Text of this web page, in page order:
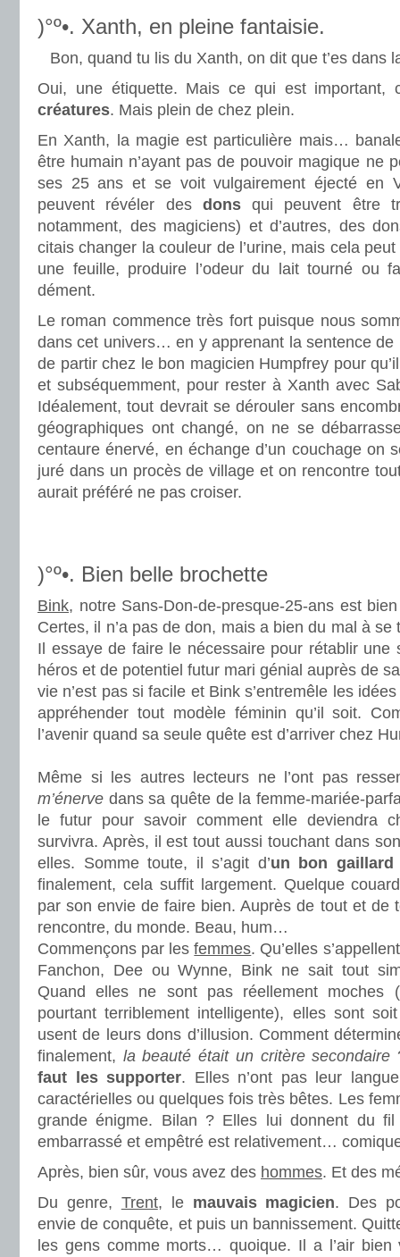
)°º•. Xanth, en pleine fantaisie.
Bon, quand tu lis du Xanth, on dit que t’es dans
Oui, une étiquette. Mais ce qui est important,
créatures. Mais plein de chez plein.
En Xanth, la magie est particulière mais…
être humain n’ayant pas de pouvoir magique ne
ses 25 ans et se voit vulgairement éjecté en
peuvent révéler des donsqui peuvent être
notamment, des magiciens) et d’autres, des
citais changer la couleur de l’urine, mais cela
une feuille, produire l’odeur du lait tourné ou
dément.
Le roman commence très fort puisque nous
dans cet univers… en y apprenant la sentence de
de partir chez le bon magicien Humpfrey pour
et subséquemment, pour rester à Xanth avec
Idéalement, tout devrait se dérouler sans
géographiques ont changé, on ne se
centaure énervé, en échange d’un couchage on
juré dans un procès de village et on rencontre
aurait préféré ne pas croiser.
)°º•. Bien belle brochette
Bink, notre Sans-Don-de-presque-25-ans est
Certes, il n’a pas de don, mais a bien du mal à se
Il essaye de faire le nécessaire pour rétablir une
héros et de potentiel futur mari génial auprès de
vie n’est pas si facile et Bink s’entremêle les
appréhender tout modèle féminin qu’il soit.
l’avenir quand sa seule quête est d’arriver chez
Même si les autres lecteurs ne l’ont pas
m’énerve dans sa quête de la femme-mariée-
le futur pour savoir comment elle deviendra
survivra. Après, il est tout aussi touchant dans
elles. Somme toute, il s’agit d’un bon
finalement, cela suffit largement. Quelque
par son envie de faire bien. Auprès de tout et
rencontre, du monde. Beau, hum…
Commençons par lesfemmes. Qu’elles
Fanchon, Dee ou Wynne, Bink ne sait tout
Quand elles ne sont pas réellement moches
pourtant terriblement intelligente), elles sont
usent de leurs dons d’illusion. Comment
finalement, la beauté était un critère secondaire
faut les supporter. Elles n’ont pas leur
caractérielles ou quelques fois très bêtes. Les
grande énigme. Bilan ? Elles lui donnent du
embarrassé et empêtré est relativement…
Après, bien sûr, vous avez des hommes. Et des
Du genre, Trent, lemauvais magicien. Des
envie de conquête, et puis un bannissement.
les gens comme morts… quoique. Il a l’air